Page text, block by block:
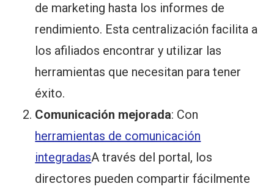
de marketing hasta los informes de
rendimiento. Esta centralización facilita a
los afiliados encontrar y utilizar las
herramientas que necesitan para tener
éxito.
Comunicación mejorada: Con
herramientas de comunicación
integradasA través del portal, los
directores pueden compartir fácilmente